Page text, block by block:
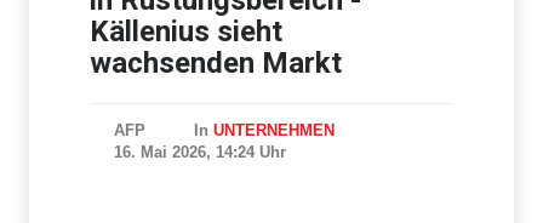
Källenius sieht
wachsenden Markt
AFP In UNTERNEHMEN
16. Mai 2026, 14:24 Uhr